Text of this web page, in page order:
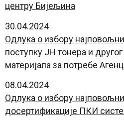
центру Бијељина
30.04.2024
Oдлука о избору
поступку ЈН тонера и
материјала за потребе
08.04.2024
Одлука о избору
досертификације ПКИ